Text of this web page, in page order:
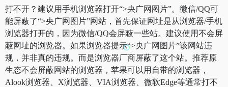
打不开？建议用手机浏览器打开“>央广网图片”。微信/QQ可
能屏蔽了“>央广网图片”网站，首先保证网址是从浏览器/手机
浏览器打开的，因为微信/QQ会屏蔽一些站。建议使用不会屏
蔽网址的浏览器。如果浏览器提示“>央广网图片”该网站违
规，并非真的违规。而是浏览器厂商屏蔽了这个站。推荐原
生态不会屏蔽网站的浏览器，苹果可以用自带的浏览器，
Alook浏览器、X浏览器、VIA浏览器、微软Edge等通常打不